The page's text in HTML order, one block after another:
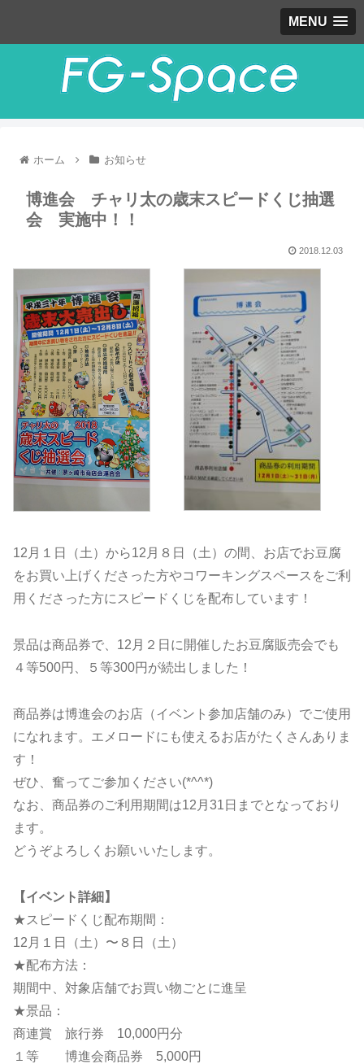
MENU
ホーム お知らせ
博進会 チャリ太の歳末スピードくじ抽選
会 実施中！！
2018.12.03
12月１日（土）から12月８日（土）の間、お店でお豆腐
をお買い上げくださった方やコワーキングスペースをご利
用くださった方にスピードくじを配布しています！
景品は商品券で、12月２日に開催したお豆腐販売会でも
４等500円、５等300円が続出しました！
商品券は博進会のお店（イベント参加店舗のみ）でご使用
になれます。エメロードにも使えるお店がたくさんありま
す！
ぜひ、奮ってご参加ください(*^^*)
なお、商品券のご利用期間は12月31日までとなっており
ます。
どうぞよろしくお願いいたします。
【イベント詳細】
★スピードくじ配布期間：
12月１日（土）〜８日（土）
★配布方法：
期間中、対象店舗でお買い物ごとに進呈
★景品：
商連賞 旅行券 10,000円分
１等 博進会商品券 5,000円